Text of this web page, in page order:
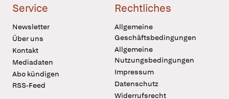
Service
Newsletter
Über uns
Kontakt
Mediadaten
Abo kündigen
RSS-Feed
Rechtliches
Allgemeine
Geschäftsbedingungen
Allgemeine
Nutzungsbedingungen
Impressum
Datenschutz
Widerrufsrecht